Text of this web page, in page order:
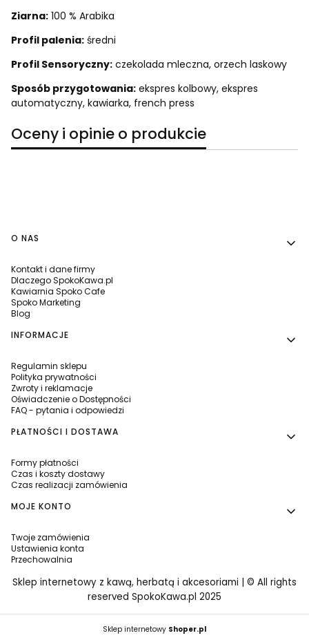
Ziarna: 100 % Arabika
Profil palenia: średni
Profil Sensoryczny: czekolada mleczna, orzech laskowy
Sposób przygotowania: ekspres kolbowy, ekspres
automatyczny, kawiarka, french press
Oceny i opinie o produkcie
Linki w stopce
O NAS
Kontakt i dane firmy
Dlaczego SpokoKawa.pl
Kawiarnia Spoko Cafe
Spoko Marketing
Blog
INFORMACJE
Regulamin sklepu
Polityka prywatności
Zwroty i reklamacje
Oświadczenie o Dostępności
FAQ - pytania i odpowiedzi
PŁATNOŚCI I DOSTAWA
Formy płatności
Czas i koszty dostawy
Czas realizacji zamówienia
MOJE KONTO
Twoje zamówienia
Ustawienia konta
Przechowalnia
Sklep internetowy z kawą, herbatą i akcesoriami | © All rights
reserved SpokoKawa.pl 2025
Sklep internetowy Shoper.pl